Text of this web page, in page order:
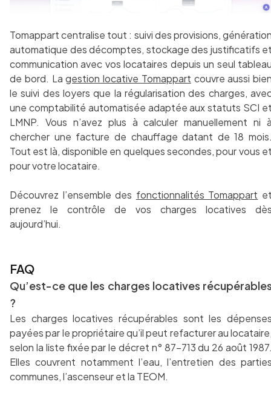
Tomappart centralise tout : suivi des provisions,
automatique des décomptes, stockage des justificatifs
communication avec vos locataires depuis un seul
de bord. Lagestion locative Tomappart couvre aussi
le suivi des loyers que la régularisation des charges,
une comptabilité automatisée adaptée aux statuts SCI
LMNP. Vous n’avez plus à calculer manuellement ni
chercher une facture de chauffage datant de 18
Tout est là, disponible en quelques secondes, pour vous
pour votre locataire.
Découvrez l’ensemble des fonctionnalités Tomappart
prenez le contrôle de vos charges locatives
aujourd’hui.
FAQ
Qu’est-ce que les charges locatives
?
Les charges locatives récupérables sont les
payées par le propriétaire qu’il peut refacturer au
selon la liste fixée par le décret n° 87-713 du 26 août
Elles couvrent notamment l’eau, l’entretien des
communes, l’ascenseur et la TEOM.